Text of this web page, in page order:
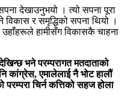
देखाउनुभयो । त्यो सपना पूरा
र समृद्धिको सपना थियो ।
हामीसँग विकासकै चाहना
भने परम्परागत मतदाताको
कांग्रेस,एमालेलाई नै भोट हालौं
चिर्न कत्तिको सहज होला